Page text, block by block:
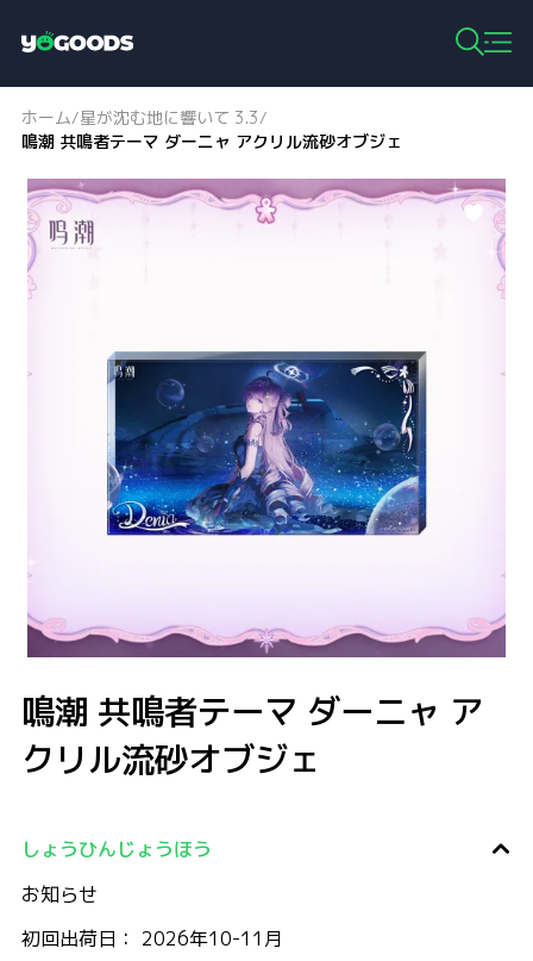
o
g
o
o
s
ホーム/星が沈む地に響いて 3.3/
鳴潮 共鳴者テーマ ダーニャ アクリル流砂オブジェ
鳴潮 共鳴者テーマ ダーニャ ア
クリル流砂オブジェ
しょうひんじょうほう
お知らせ
初回出荷日： 2026年10-11月